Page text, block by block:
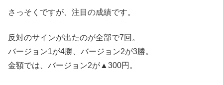
さっそくですが、注目の成績です。
反対のサインが出たのが全部で7回。
バージョン1が4勝、バージョン2が3勝。
金額では、バージョン2が▲300円。